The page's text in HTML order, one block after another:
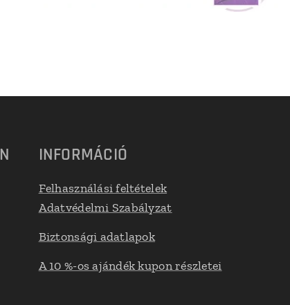
INFORMÁCIÓ
Felhasználási feltételek
Adatvédelmi Szabályzat
Biztonsági adatlapok
A 10 %-os ajándék kupon részletei